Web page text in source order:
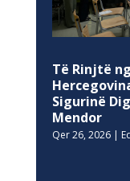
Të Rinjtë
Sigurinë
Mendor
Qer 26, 2026|